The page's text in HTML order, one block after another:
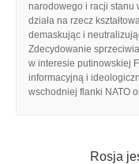
narodowego i racji stanu
działa na rzecz
demaskując i
Zdecydowanie
w interesie putinowskiej
informacyjną i
wschodniej flanki NATO
Rosja